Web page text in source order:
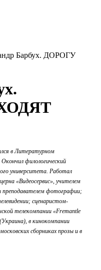
Барбух. ДОРОГУ
в Литературном
филологический
университета. Работал
«Видеосервис», учителем
фотографии;
сценаристом-
телекомпании «Fremantle
в кинокомпании
сборниках прозы и в